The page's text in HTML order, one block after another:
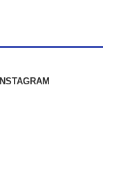
INSTAGRAM